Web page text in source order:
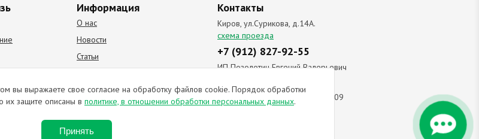
Информация
О нас
Новости
Статьи
Контакты
Киров, ул.Сурикова, д.14А.
схема проезда
+7 (912) 827-92-55
ИП Позолотин Евгений Валерьевич
ИНН 434537218055 / ОГРН ИП
309434505600123 от 25.02.2009
запрещено. Отправляя любую форму на сайте, вы соглашаетесь с
вы выражаете свое согласие на обработку файлов cookie. Порядок обработки
их защите описаны в политике, в отношении обработки персональных данных.
Принять